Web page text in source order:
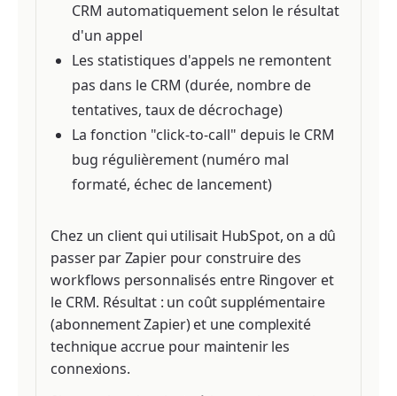
CRM automatiquement selon le résultat
d'un appel
Les statistiques d'appels ne remontent
pas dans le CRM (durée, nombre de
tentatives, taux de décrochage)
La fonction "click-to-call" depuis le CRM
bug régulièrement (numéro mal
formaté, échec de lancement)
Chez un client qui utilisait HubSpot, on a dû
passer par Zapier pour construire des
workflows personnalisés entre Ringover et
le CRM. Résultat : un coût supplémentaire
(abonnement Zapier) et une complexité
technique accrue pour maintenir les
connexions.